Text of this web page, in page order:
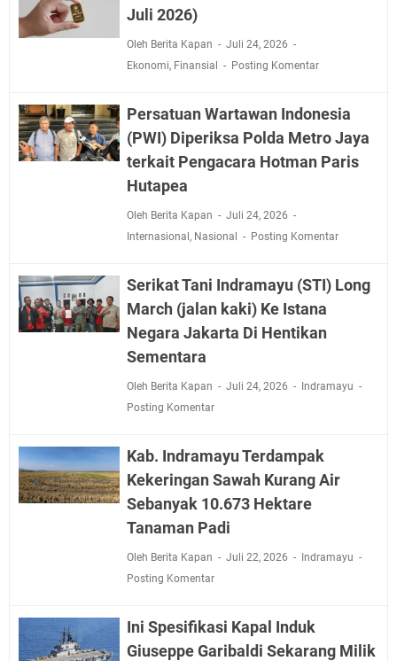
Juli 2026)
Oleh Berita Kapan
Juli 24, 2026
Ekonomi, Finansial Posting Komentar
Persatuan Wartawan Indonesia
(PWI) Diperiksa Polda Metro Jaya
terkait Pengacara Hotman Paris
Hutapea
Oleh Berita Kapan
Juli 24, 2026
Internasional, Nasional Posting Komentar
Serikat Tani Indramayu (STI) Long
March (jalan kaki) Ke Istana
Negara Jakarta Di Hentikan
Sementara
Oleh Berita Kapan Juli 24, 2026
Indramayu
Posting Komentar
Kab. Indramayu Terdampak
Kekeringan Sawah Kurang Air
Sebanyak 10.673 Hektare
Tanaman Padi
Oleh Berita Kapan Juli 22, 2026
Indramayu
Posting Komentar
Ini Spesifikasi Kapal Induk
Giuseppe Garibaldi Sekarang Milik